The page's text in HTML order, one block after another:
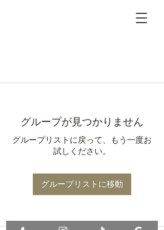
グループが見つかりません
グループリストに戻って、もう一度お
試しください。
グループリストに移動